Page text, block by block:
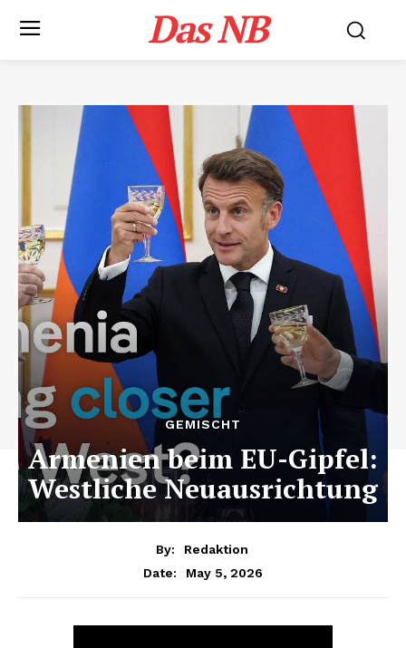
Das NB
GEMISCHT
Armenien beim EU-Gipfel:
Westliche Neuausrichtung
By:
Redaktion
Date:
May 5, 2026